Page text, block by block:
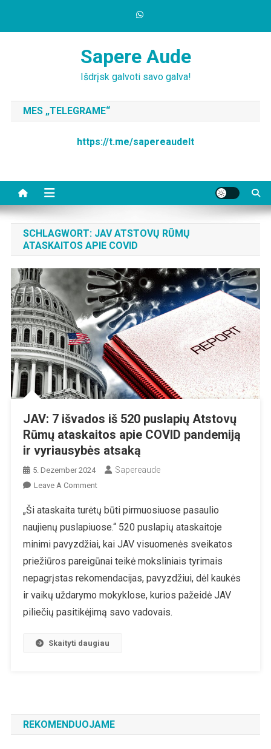
Sapere Aude
Išdrįsk galvoti savo galva!
MES „TELEGRAME“
https://t.me/sapereaudelt
SCHLAGWORT: JAV ATSTOVŲ RŪMŲ
ATASKAITOS APIE COVID
JAV: 7 išvados iš 520 puslapių Atstovų
Rūmų ataskaitos apie COVID pandemiją
ir vyriausybės atsaką
5. Dezember 2024 Sapereaude
Leave A CommentOn
7
Išvados
Iš
Atstovų
Rūmų
Ataskaitos
COVID
„Ši ataskaita turėtų būti pirmuosiuose pasaulio
naujienų puslapiuose.“ 520 puslapių ataskaitoje
minimi pavyzdžiai, kai JAV visuomenės sveikatos
priežiūros pareigūnai teikė moksliniais tyrimais
nepagrįstas rekomendacijas, pavyzdžiui, dėl kaukės
ir vaikų uždarymo mokyklose, kurios pažeidė JAV
piliečių pasitikėjimą savo vadovais.
Skaityti daugiau
REKOMENDUOJAME